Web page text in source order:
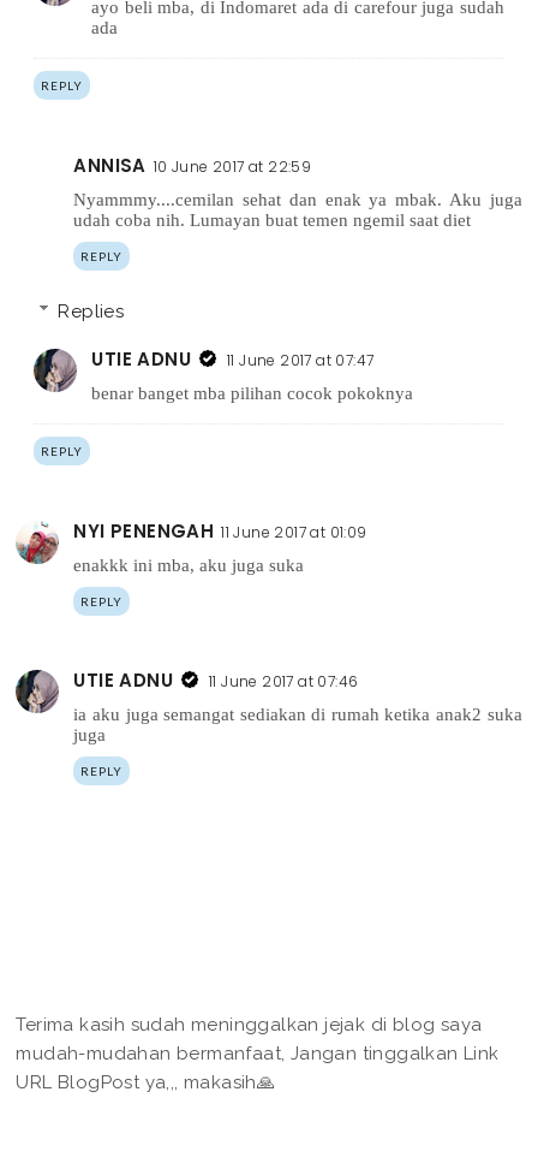
ayo beli mba, di Indomaret ada di carefour juga sudah
ada
REPLY
ANNISA 10 June 2017 at 22:59
Nyammmy....cemilan sehat dan enak ya mbak. Aku juga
udah coba nih. Lumayan buat temen ngemil saat diet
REPLY
Replies
UTIE ADNU 11 June 2017 at 07:47
benar banget mba pilihan cocok pokoknya
REPLY
NYI PENENGAH 11 June 2017 at 01:09
enakkk ini mba, aku juga suka
REPLY
UTIE ADNU 11 June 2017 at 07:46
ia aku juga semangat sediakan di rumah ketika anak2 suka
juga
REPLY
Terima kasih sudah meninggalkan jejak di blog saya
mudah-mudahan bermanfaat, Jangan tinggalkan Link
URL BlogPost ya,,, makasih🙏